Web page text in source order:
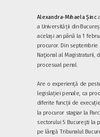
Alexandra-Mihaela Șinc
a Universității din
același an până la 1
procuror. Din
Naţional al Magistraturii,
procesual penal.
Are o experiență de
legislației penale, ca
diferite funcții de
la procuror stagiar la
sectorului 5 Bucureşti la
pe lângă Tribunalul